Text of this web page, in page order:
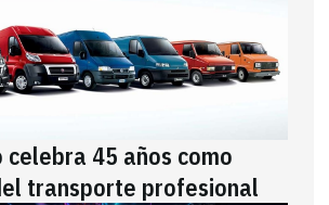
celebra 45 años como
transporte profesional